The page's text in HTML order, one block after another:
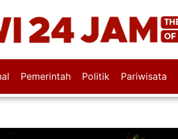
Pemerintah Politik Pariwisata